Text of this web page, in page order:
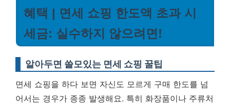
혜택 | 면세 쇼핑 한도액 초과 시
세금: 실수하지 않으려면!
알아두면 쓸모있는 면세 쇼핑 꿀팁
면세 쇼핑을 하다 보면 자신도 모르게 구매 한도를 넘
어서는 경우가 종종 발생해요. 특히 화장품이나 주류처